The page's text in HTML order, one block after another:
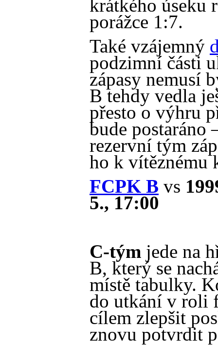
krátkého úseku
porážce 1:7.
Také vzájemný
podzimní části
zápasy nemusí
B tehdy vedla
přesto o výhru
bude postaráno
rezervní tým
ho k vítěznému
FCPK B vs
5., 17:00
C-tým jede na
B, který se
místě tabulky.
do utkání v roli
cílem zlepšit
znovu potvrdit